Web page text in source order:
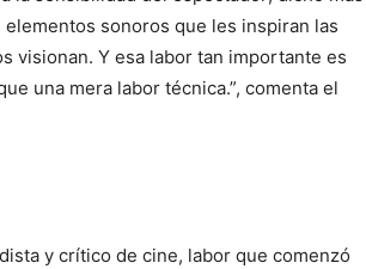
sonoros que les inspiran las
visionan. Y esa labor tan importante es
una mera labor técnica.”, comenta el
y crítico de cine, labor que comenzó